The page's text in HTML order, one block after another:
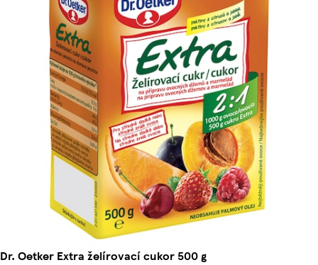
Dr. Oetker Extra želírovací cukor 500 g